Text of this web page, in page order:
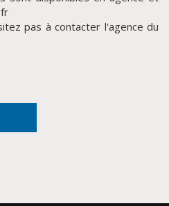
pas à contacter l'agence du